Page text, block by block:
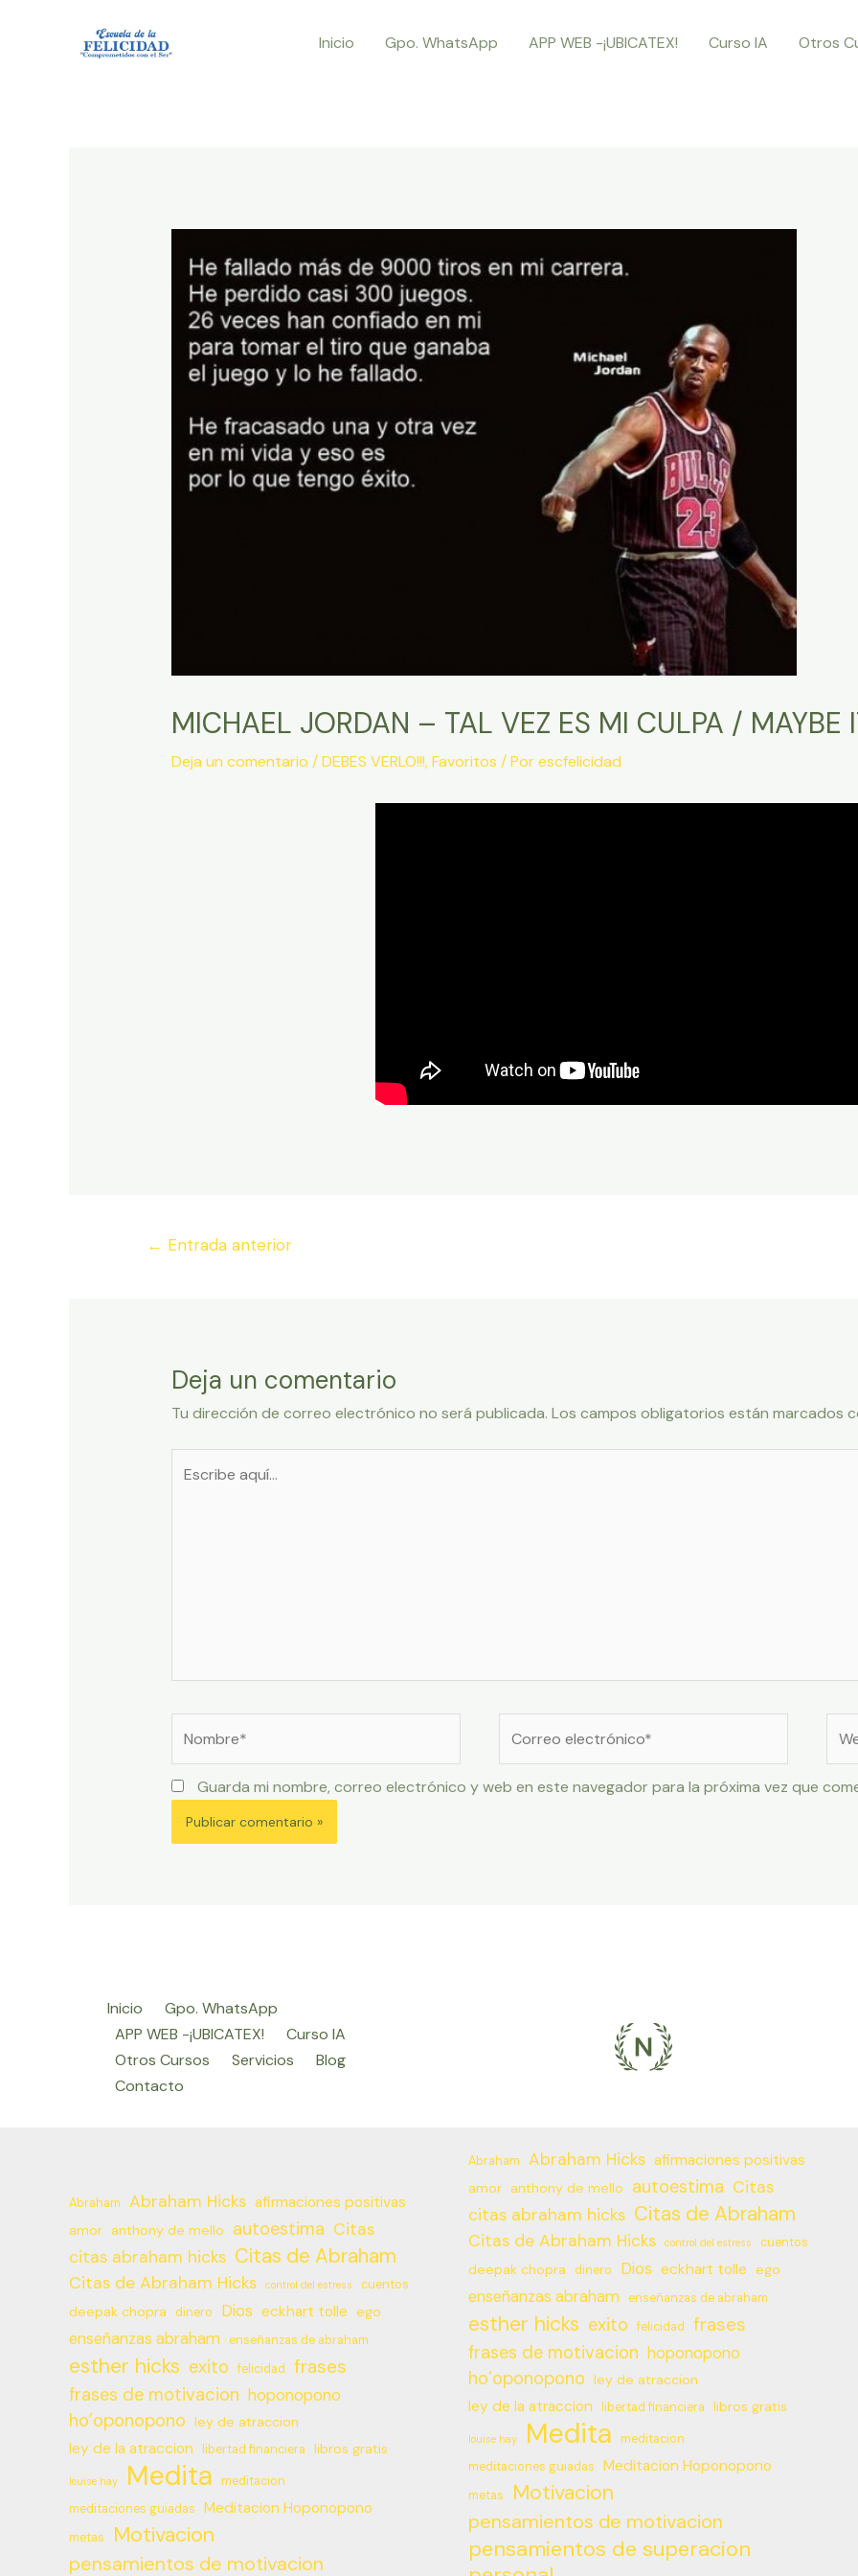
Inicio Gpo. WhatsApp APP WEB -¡UBICATEX! Curso IA Otros
MICHAEL JORDAN – TAL VEZ ES MI CULPA / MAYBE
Deja un comentario /DEBES VERLO!!!,Favoritos / Porescfelicidad
Navegación
← Entrada anterior
Deja un comentario
Tu dirección de correo electrónico no será publicada. Los campos obligatorios están marcados
aquí...
electrónico*
Guarda mi nombre, correo electrónico y web en este navegador para la próxima vez que
Inicio
Gpo. WhatsApp
APP WEB -¡UBICATEX!
Curso IA
Otros Cursos
Servicios
Blog
Contacto
Abraham Abraham Hicks afirmaciones positivas
amor anthony de mello autoestima Citas
citas abraham hicks Citas de Abraham
Citas de Abraham Hicks control del estress cuentos
deepak chopra dinero Dios eckhart tolle ego
enseñanzas abraham enseñanzas de abraham
esther hicks exito felicidad frases
frases de motivacion hoponopono
ho’oponopono ley de atraccion
ley de la atraccion libertad financiera libros gratis
louise hay Medita
meditacion
meditaciones guiadas
Meditacion Hoponopono
metas Motivacion
pensamientos de motivacion
Abraham Abraham Hicks afirmaciones positivas
amor anthony de mello autoestima Citas
citas abraham hicks Citas de Abraham
Citas de Abraham Hicks control del estress cuentos
deepak chopra dinero Dios eckhart tolle ego
enseñanzas abraham enseñanzas de abraham
esther hicks exito felicidad frases
frases de motivacion hoponopono
ho’oponopono ley de atraccion
ley de la atraccion libertad financiera libros gratis
louise hay Medita
meditacion
meditaciones guiadas
Meditacion Hoponopono
metas Motivacion
pensamientos de motivacion
pensamientos de superacion